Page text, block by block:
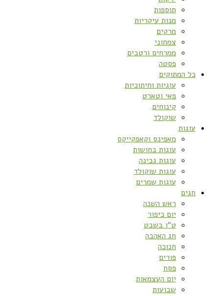
תוספות
מנות עיקריות
מרקים
צמחוני
ממרחים ורטבים
פסטה
כל המתוקים
עוגיות וחיתוכיות
פאי וטארט
קינוחים
שוקולד
עוגות
מאפינס וקאפקייקס
עוגות בחושות
עוגות גבינה
עוגות שוקולד
עוגות שמרים
חגים
ראש השנה
יום כיפור
ט”ו בשבט
חג האהבה
חנוכה
פורים
פסח
יום העצמאות
שבועות